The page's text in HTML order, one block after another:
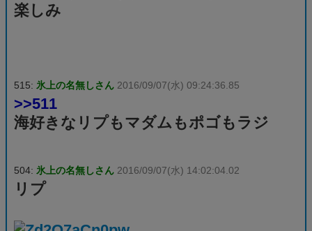
楽しみ
515: 氷上の名無しさん 2016/09/07(水) 09:24:36.85
>>511
海好きなリプもマダムもポゴもラジ
504: 氷上の名無しさん 2016/09/07(水) 14:02:04.02
リプ